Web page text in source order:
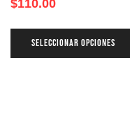
$110.00
SELECCIONAR OPCIONES